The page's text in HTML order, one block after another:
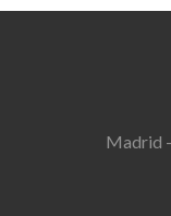
Madrid